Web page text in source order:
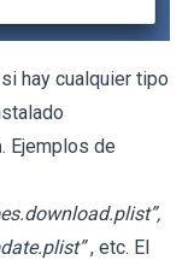
hay cualquier tipo
. Ejemplos de
, etc. El